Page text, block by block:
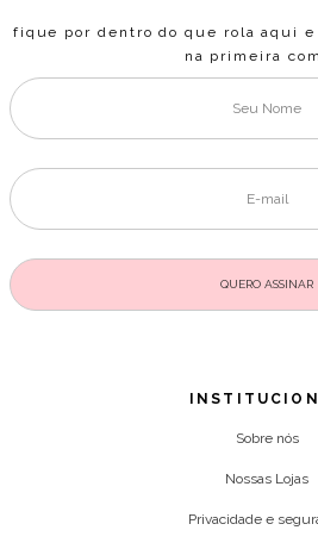
fique por dentro do que rola aqui e
na primeira
Sobre nós
Nossas Lojas
Privacidade e